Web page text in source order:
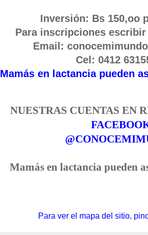
Inversión: Bs 150,oo
Para inscripciones
Email:
Cel: 0412
Mamás en lactancia pueden
NUESTRAS CUENTAS EN
Mamás en lactancia pueden
Para ver el mapa del sitio,